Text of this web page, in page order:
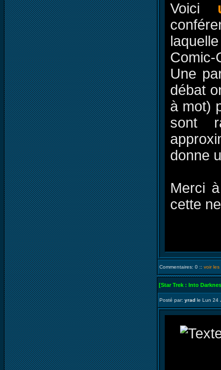
Voici
Comic-
Une
débat
à mot)
sont
donne
Merci
cette
Commentaires: 0 :: voir les
[Star Trek : Into
Posté par: yrad le Lun 24